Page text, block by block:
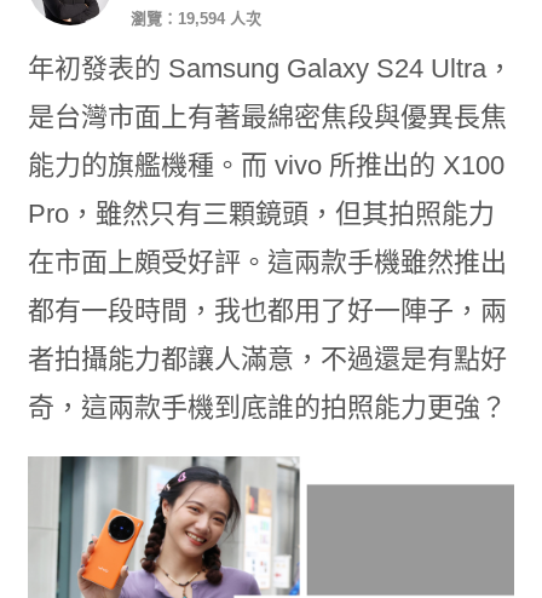
瀏覽：19,594 人次
年初發表的 Samsung Galaxy S24 Ultra，
是台灣市面上有著最綿密焦段與優異長焦
能力的旗艦機種。而 vivo 所推出的 X100
Pro，雖然只有三顆鏡頭，但其拍照能力
在市面上頗受好評。這兩款手機雖然推出
都有一段時間，我也都用了好一陣子，兩
者拍攝能力都讓人滿意，不過還是有點好
奇，這兩款手機到底誰的拍照能力更強？